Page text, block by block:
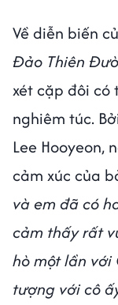
Về diễn biến
Đảo Thiên
xét cặp đôi có
nghiêm túc.
Lee Hooyeon,
cảm xúc của
và em đã có
cảm thấy rất
hò một lần với
tượng với cô